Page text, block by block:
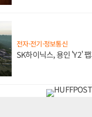
전자·전기·정보통신
SK하이닉스, 용인 'Y2'